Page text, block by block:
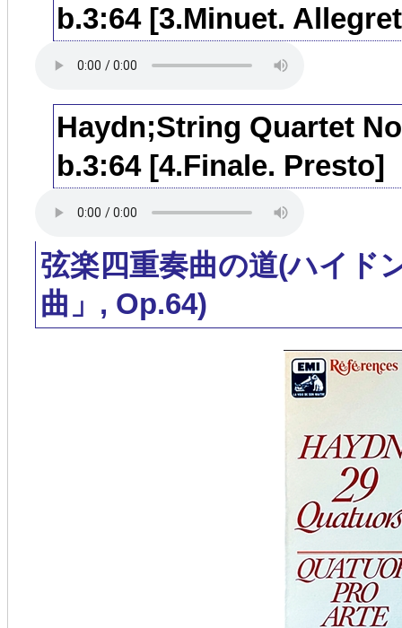
b.3:64 [3.Minuet.
Haydn;String Quartet
b.3:64 [4.Finale. Presto]
弦楽四重奏曲の道(ハイド
曲」, Op.64)